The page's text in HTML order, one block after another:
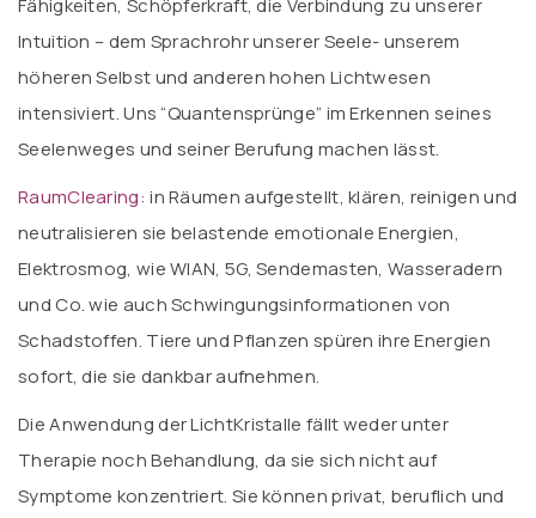
Fähigkeiten, Schöpferkraft, die Verbindung zu unserer
Intuition – dem Sprachrohr unserer Seele- unserem
höheren Selbst und anderen hohen Lichtwesen
intensiviert. Uns “Quantensprünge” im Erkennen seines
Seelenweges und seiner Berufung machen lässt.
RaumClearing: in Räumen aufgestellt, klären, reinigen und
neutralisieren sie belastende emotionale Energien,
Elektrosmog, wie WlAN, 5G, Sendemasten, Wasseradern
und Co. wie auch Schwingungsinformationen von
Schadstoffen. Tiere und Pflanzen spüren ihre Energien
sofort, die sie dankbar aufnehmen.
Die Anwendung der LichtKristalle fällt weder unter
Therapie noch Behandlung, da sie sich nicht auf
Symptome konzentriert. Sie können privat, beruflich und